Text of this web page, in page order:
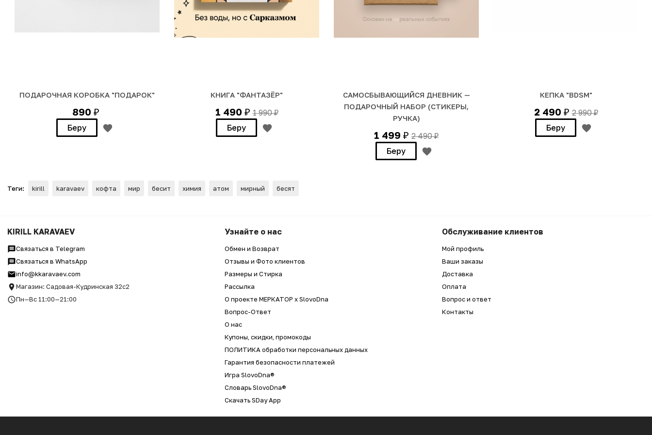
ПОДАРОЧНАЯ КОРОБКА "ПОДАРОК"
890 ₽
Беру
КНИГА "ФАНТАЗЁР"
1 490 ₽ 1 990₽
Беру
САМОСБЫВАЮЩИЙСЯ ДНЕВНИК —
ПОДАРОЧНЫЙ НАБОР (СТИКЕРЫ,
РУЧКА)
1 499 ₽ 2 490₽
Беру
КЕПКА "BDSM"
2 490 ₽ 2 990₽
Беру
Теги: kirill karavaev кофта мир бесит химия атом мирный бесят
KIRILL KARAVAEV
Связаться в Telegram
Связаться в WhatsApp
info@kkaravaev.com
Магазин: Садовая-Кудринская 32с2
Пн—Вс 11:00—21:00
Узнайте о нас
Обмен и Возврат
Отзывы и Фото клиентов
Размеры и Стирка
Рассылка
О проекте МЕРКАТОР x SlovoDna
Вопрос-Ответ
О нас
Купоны, скидки, промокоды
ПОЛИТИКА обработки персональных данных
Гарантия безопасности платежей
Игра SlovoDna®
Словарь SlovoDna®
Скачать SDay App
Обслуживание клиентов
Мой профиль
Ваши заказы
Доставка
Оплата
Вопрос и ответ
Контакты